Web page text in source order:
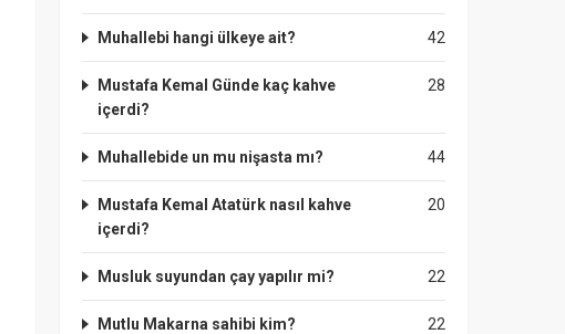
42
Muhallebi hangi ülkeye ait?
28
Mustafa Kemal Günde kaç kahve
içerdi?
44
Muhallebide un mu nişasta mı?
20
Mustafa Kemal Atatürk nasıl kahve
içerdi?
22
Musluk suyundan çay yapılır mi?
22
Mutlu Makarna sahibi kim?